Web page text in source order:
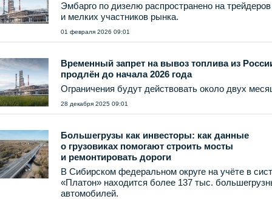
Эмбарго по дизелю распространено на трейдеров
и мелких участников рынка.
01 февраля 2026 09:01
Временный запрет на вывоз топлива из
продлён до начала 2026 года
Ограничения будут действовать около двух
28 декабря 2025 09:01
Большегрузы как инвесторы: как данные
о грузовиках помогают строить мосты
и ремонтировать дороги
В Сибирском федеральном округе на учёте в
«Платон» находится более 137 тыс.
автомобилей.